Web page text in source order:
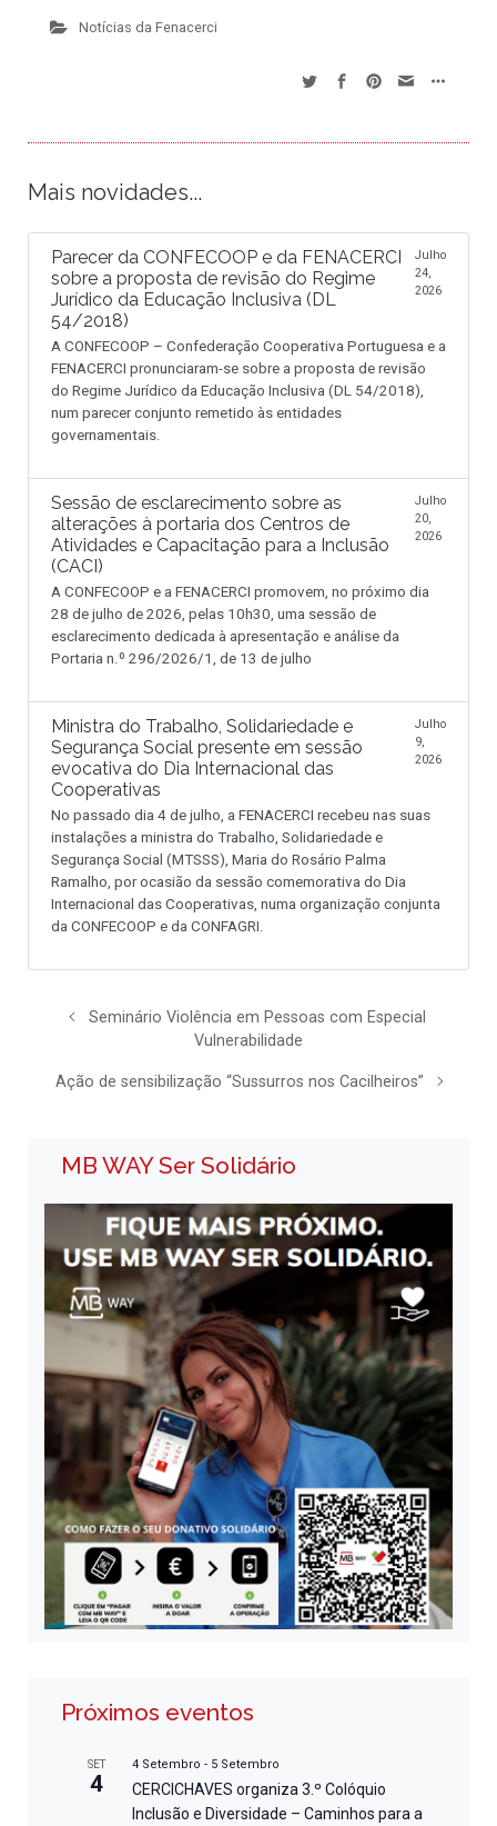
Notícias da Fenacerci
Mais novidades...
Parecer da CONFECOOP e da FENACERCI
sobre a proposta de revisão do Regime
Jurídico da Educação Inclusiva (DL
54/2018)
Julho
24,
2026
A CONFECOOP – Confederação Cooperativa Portuguesa e a
FENACERCI pronunciaram-se sobre a proposta de revisão
do Regime Jurídico da Educação Inclusiva (DL 54/2018),
num parecer conjunto remetido às entidades
governamentais.
Sessão de esclarecimento sobre as
alterações à portaria dos Centros de
Atividades e Capacitação para a Inclusão
(CACI)
Julho
20,
2026
A CONFECOOP e a FENACERCI promovem, no próximo dia
28 de julho de 2026, pelas 10h30, uma sessão de
esclarecimento dedicada à apresentação e análise da
Portaria n.º 296/2026/1, de 13 de julho
Ministra do Trabalho, Solidariedade e
Segurança Social presente em sessão
evocativa do Dia Internacional das
Cooperativas
Julho
9,
2026
No passado dia 4 de julho, a FENACERCI recebeu nas suas
instalações a ministra do Trabalho, Solidariedade e
Segurança Social (MTSSS), Maria do Rosário Palma
Ramalho, por ocasião da sessão comemorativa do Dia
Internacional das Cooperativas, numa organização conjunta
da CONFECOOP e da CONFAGRI.
Seminário Violência em Pessoas com Especial
Vulnerabilidade
Ação de sensibilização “Sussurros nos Cacilheiros”
MB WAY Ser Solidário
Próximos eventos
SET
4
4 Setembro - 5 Setembro
CERCICHAVES organiza 3.º Colóquio
Inclusão e Diversidade – Caminhos para a